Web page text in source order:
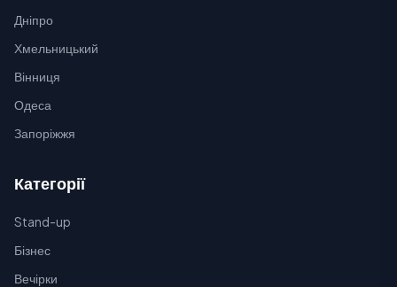
Дніпро
Хмельницький
Вінниця
Одеса
Запоріжжя
Категорії
Stand-up
Бізнес
Вечірки